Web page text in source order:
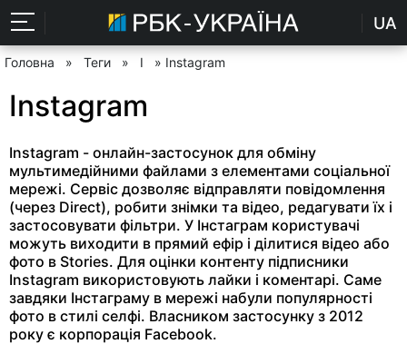
UA
Головна » Теги » I » Instagram
Instagram
Instagram - онлайн-застосунок для обміну
мультимедійними файлами з елементами соціальної
мережі. Сервіс дозволяє відправляти повідомлення
(через Direct), робити знімки та відео, редагувати їх і
застосовувати фільтри. У Інстаграм користувачі
можуть виходити в прямий ефір і ділитися відео або
фото в Stories. Для оцінки контенту підписники
Instagram використовують лайки і коментарі. Саме
завдяки Інстаграму в мережі набули популярності
фото в стилі селфі. Власником застосунку з 2012
року є корпорація Facebook.